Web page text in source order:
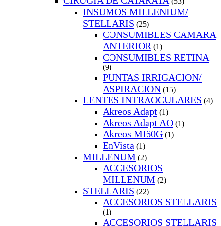
INSUMOS MILLENIUM/
STELLARIS (25)
CONSUMIBLES CAMARA
ANTERIOR (1)
CONSUMIBLES RETINA
(9)
PUNTAS IRRIGACION/
ASPIRACION (15)
LENTES INTRAOCULARES (4)
Akreos Adapt (1)
Akreos Adapt AO (1)
Akreos MI60G (1)
EnVista (1)
MILLENUM (2)
ACCESORIOS
MILLENUM (2)
STELLARIS (22)
ACCESORIOS STELLARIS
(1)
ACCESORIOS STELLARIS